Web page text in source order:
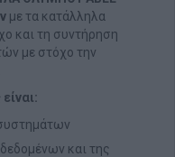
με τα κατάλληλα
και τη συντήρηση
με στόχο την
και της